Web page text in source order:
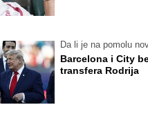
Da li je na pomolu
Barcelona i City
transfera Rodrija